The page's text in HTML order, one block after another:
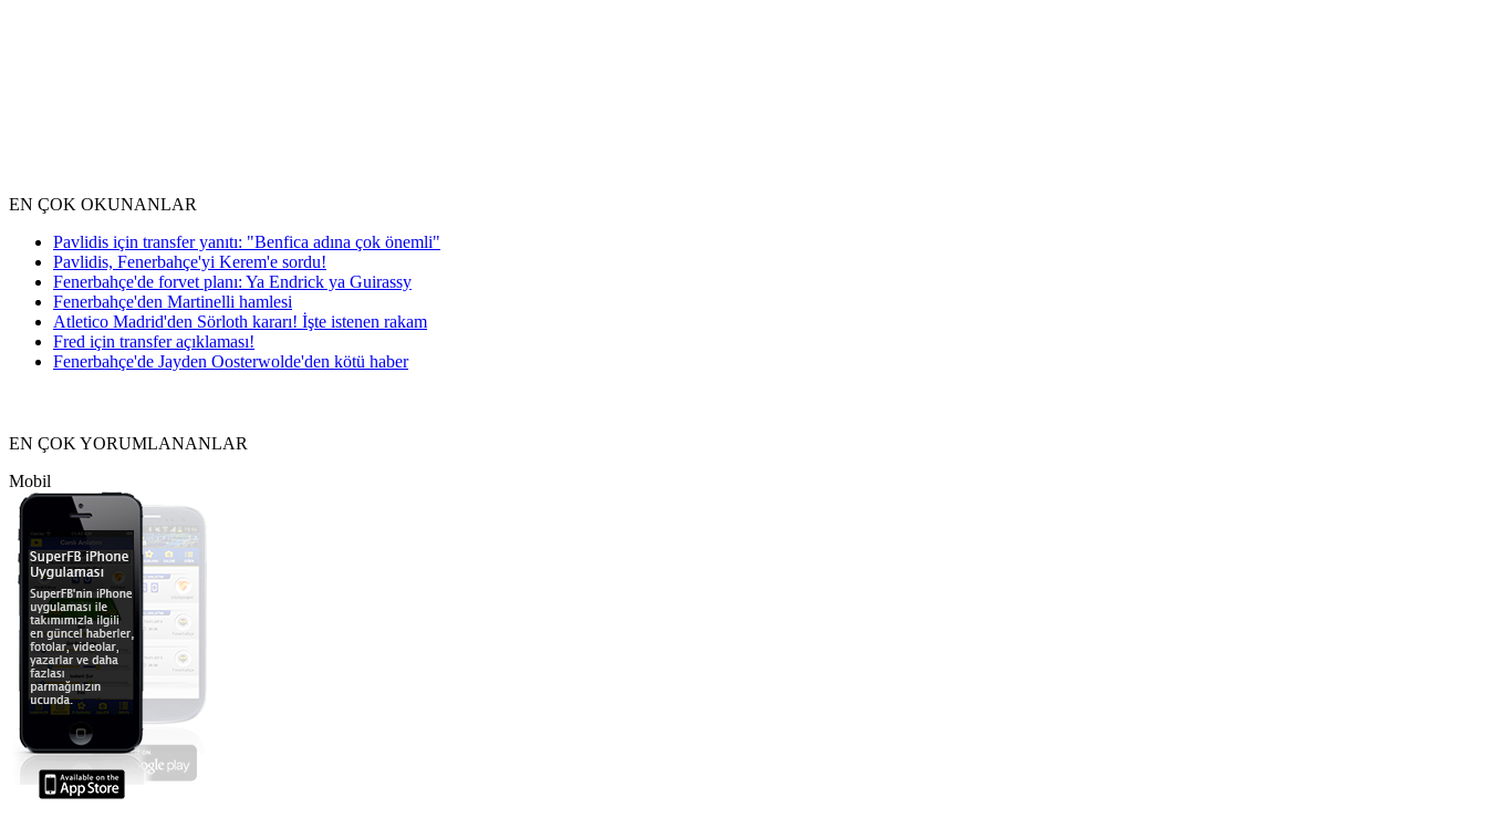
EN ÇOK OKUNANLAR
Pavlidis için transfer yanıtı: "Benfica adına çok önemli"
Pavlidis, Fenerbahçe'yi Kerem'e sordu!
Fenerbahçe'de forvet planı: Ya Endrick ya Guirassy
Fenerbahçe'den Martinelli hamlesi
Atletico Madrid'den Sörloth kararı! İşte istenen rakam
Fred için transfer açıklaması!
Fenerbahçe'de Jayden Oosterwolde'den kötü haber
EN ÇOK YORUMLANANLAR
Mobil